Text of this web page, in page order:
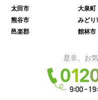
太田市 大泉町
熊谷市
みどり
邑楽郡
館林市
是非、お